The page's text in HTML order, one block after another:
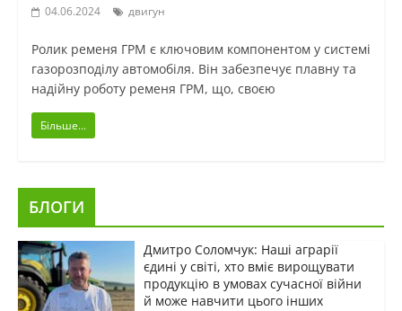
04.06.2024 двигун
Ролик ременя ГРМ є ключовим компонентом у системі
газорозподілу автомобіля. Він забезпечує плавну та
надійну роботу ременя ГРМ, що, своєю
Більше...
БЛОГИ
Дмитро Соломчук: Наші аграрії
єдині у світі, хто вміє вирощувати
продукцію в умовах сучасної війни
й може навчити цього інших